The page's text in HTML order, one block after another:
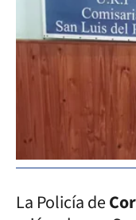
La Policía de